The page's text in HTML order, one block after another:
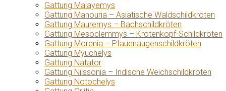
Gattung Malayemys
Gattung Manouria – Asiatische Waldschildkröten
Gattung Mauremys – Bachschildkröten
Gattung Mesoclemmys – Krötenkopf-Schildkröten
Gattung Morenia – Pfauenaugenschildkröten
Gattung Myuchelys
Gattung Natator
Gattung Nilssonia – Indische Weichschildkröten
Gattung Notochelys